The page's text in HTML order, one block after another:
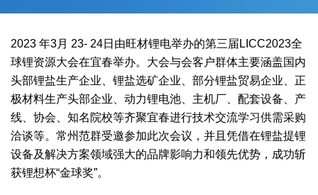
范群文化
公司大事记
回转圆筒干燥焙烧系列
气流干燥系列
喷雾干燥机系列
带式干燥焙烧系列
制药行业
食品行业
环保行业
化工行业
工程实验室
工程技术中心
质量监督技术中心
新闻中心
范群新闻
行业新闻
技术专栏
服务中心
常见问题
社会责任
全球契约组织成员
绿色发展
2023 年3月 23- 24日由旺材锂电举办的第三届LICC2023全
球锂资源大会在宜春举办。大会与会客户群体主要涵盖国内
头部锂盐生产企业、锂盐选矿企业、部分锂盐贸易企业、正
极材料生产头部企业、动力锂电池、主机厂、配套设备、产
线、协会、知名院校等齐聚宜春进行技术交流学习供需采购
洽谈等。常州范群受邀参加此次会议，并且凭借在锂盐提锂
设备及解决方案领域强大的品牌影响力和领先优势，成功斩
获锂想杯“金球奖”。